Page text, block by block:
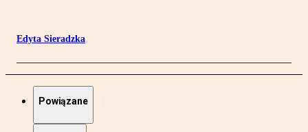
Edyta Sieradzka
Powiązane